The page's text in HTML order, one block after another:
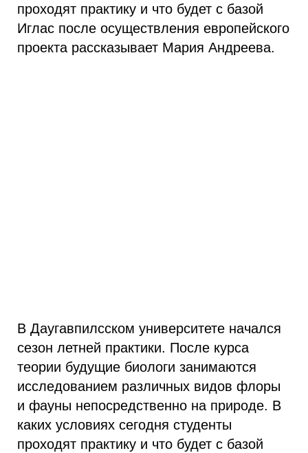
проходят практику и что будет с базой
Иглас после осуществления европейского
проекта рассказывает Мария Андреева.
В Даугавпилсском университете начался
сезон летней практики. После курса
теории будущие биологи занимаются
исследованием различных видов флоры
и фауны непосредственно на природе. В
каких условиях сегодня студенты
проходят практику и что будет с базой